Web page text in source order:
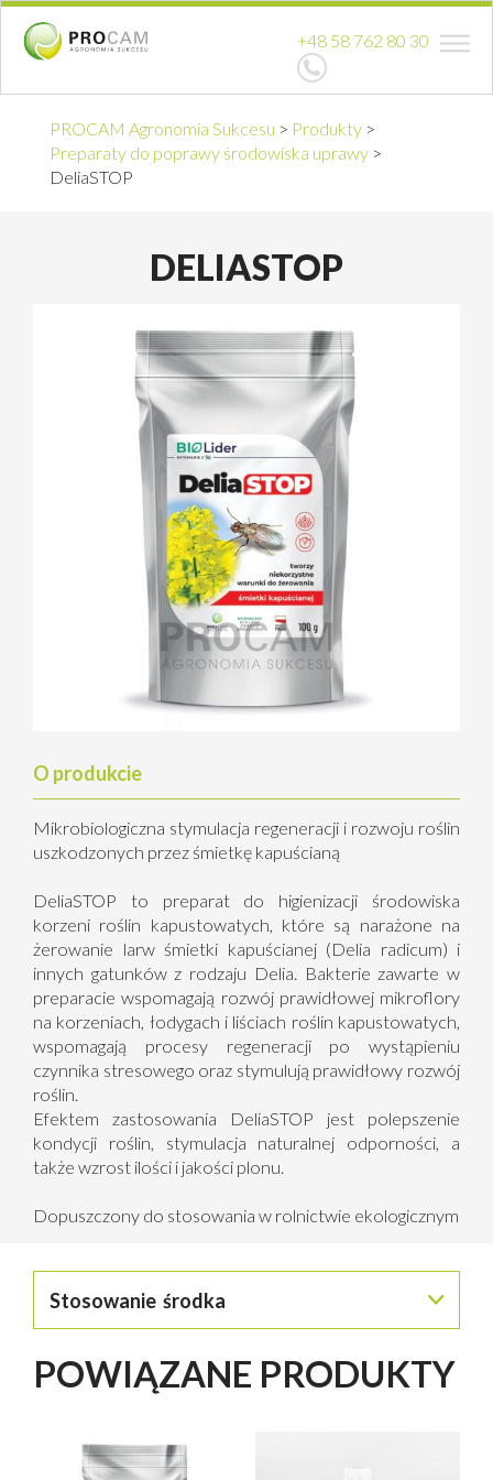
+48 58 762 80 30
PROCAM Agronomia Sukcesu > Produkty >
Preparaty do poprawy środowiska uprawy >
DeliaSTOP
DELIASTOP
O produkcie
Mikrobiologiczna stymulacja regeneracji i rozwoju roślin
uszkodzonych przez śmietkę kapuścianą
DeliaSTOP to preparat do higienizacji środowiska
korzeni roślin kapustowatych, które są narażone na
żerowanie larw śmietki kapuścianej (Delia radicum) i
innych gatunków z rodzaju Delia. Bakterie zawarte w
preparacie wspomagają rozwój prawidłowej mikroflory
na korzeniach, łodygach i liściach roślin kapustowatych,
wspomagają procesy regeneracji po wystąpieniu
czynnika stresowego oraz stymulują prawidłowy rozwój
roślin.
Efektem zastosowania DeliaSTOP jest polepszenie
kondycji roślin, stymulacja naturalnej odporności, a
także wzrost ilości i jakości plonu.
Dopuszczony do stosowania w rolnictwie ekologicznym
Stosowanie środka
Oprysk:
stosować preparat doglebowo, po aplikacji
równomiernie wymieszać z glebą
POWIĄZANE PRODUKTY